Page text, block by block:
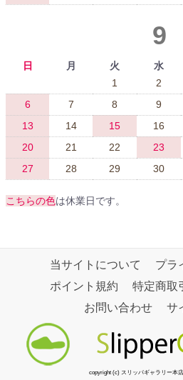
9
日 月 火 水
1
2
6
7 8 9
13
14 15 16
20
21 22 23
27
28 29 30
こちらの色は休業日です。
当サイトについて
プラ
ポイント規約
特定商取
お問い合わせ
サ
copyright (c) スリッパギャラリー本